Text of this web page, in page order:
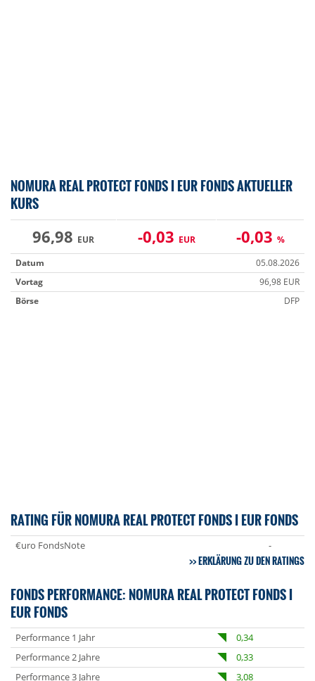
NOMURA REAL PROTECT FONDS I EUR FONDS AKTUELLER
KURS
96,98 EUR -0,03 EUR -0,03 %
Datum
05.08.2026
Vortag
96,98 EUR
Börse
DFP
RATING FÜR NOMURA REAL PROTECT FONDS I EUR FONDS
€uro FondsNote -
ERKLÄRUNG ZU DEN RATINGS
FONDS PERFORMANCE: NOMURA REAL PROTECT FONDS I
EUR FONDS
Performance 1 Jahr
0,34
Performance 2 Jahre
0,33
Performance 3 Jahre
3,08